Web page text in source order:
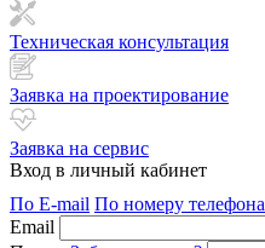
Техническая консультация
Заявка на проектирование
Заявка на сервис
Вход в личный кабинет
По E-mail По номеру телефона
Email